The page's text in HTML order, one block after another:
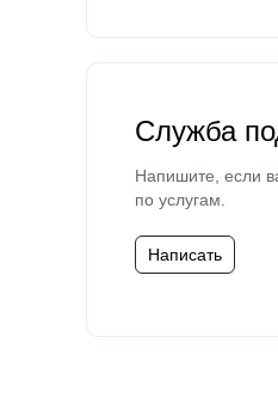
Служба
Напишите, если
по услугам.
Написать